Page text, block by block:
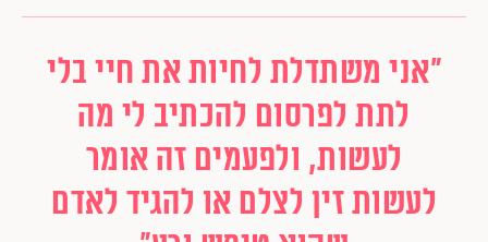
"אני משתדלת לחיות את חיי בלי
לתת לפרסום להכתיב לי מה
לעשות, ולפעמים זה אומר
לעשות זין לצלם או להגיד לאדם